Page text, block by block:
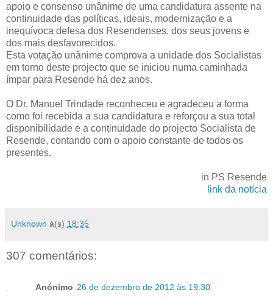
apoio e consenso unânime de uma candidatura assente na
continuidade das políticas, ideais, modernização e a
inequívoca defesa dos Resendenses, dos seus jovens e
dos mais desfavorecidos.
Esta votação unânime comprova a unidade dos Socialistas
em torno deste projecto que se iniciou numa caminhada
ímpar para Resende há dez anos.
O Dr. Manuel Trindade reconheceu e agradeceu a forma
como foi recebida a sua candidatura e reforçou a sua total
disponibilidade e a continuidade do projecto Socialista de
Resende, contando com o apoio constante de todos os
presentes.
in PS Resende
link da notícia
Unknown à(s) 18:35
307 comentários:
Anónimo 26 de dezembro de 2012 às 19:30